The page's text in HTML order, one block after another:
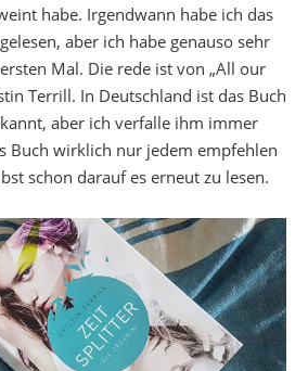
habe. Irgendwann habe ich das
aber ich habe genauso sehr
Mal. Die rede ist von „All our
Terrill. In Deutschland ist das Buch
aber ich verfalle ihm immer
Buch wirklich nur jedem empfehlen
schon darauf es erneut zu lesen.